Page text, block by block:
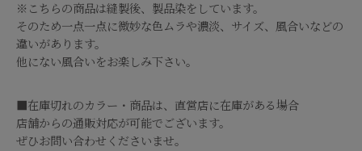
※こちらの商品は縫製後、製品染をしています。
そのため一点一点に微妙な色ムラや濃淡、サイズ、風合いなどの
違いがあります。
他にない風合いをお楽しみ下さい。
■在庫切れのカラー・商品は、直営店に在庫がある場合
店舗からの通販対応が可能でございます。
ぜひお問い合わせくださいませ。